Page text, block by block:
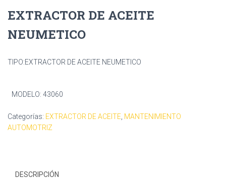
EXTRACTOR DE ACEITE
NEUMETICO
TIPO:EXTRACTOR DE ACEITE NEUMETICO
MODELO: 43060
Categorías: EXTRACTOR DE ACEITE MANTENIMIENTO
AUTOMOTRIZ
DESCRIPCIÓN